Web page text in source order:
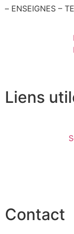
– ENSEIGNES –
Liens
Contact